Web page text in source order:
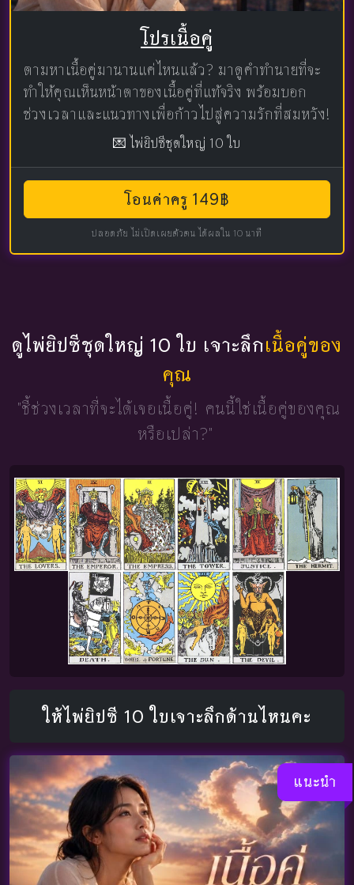
โปรเนื้อคู่
ตามหาเนื้อคู่มานานแค่ไหนแล้ว? มาดูคำทำนายที่จะ
ทำให้คุณเห็นหน้าตาของเนื้อคู่ที่แท้จริง พร้อมบอก
ช่วงเวลาและแนวทางเพื่อก้าวไปสู่ความรักที่สมหวัง!
💌 ไพ่ยิปซีชุดใหญ่ 10 ใบ
โอนค่าครู 149฿
ปลอดภัย ไม่เปิดเผยตัวตน ได้ผลใน 10 นาที
ดูไพ่ยิปซีชุดใหญ่ 10 ใบ เจาะลึกเนื้อคู่ของ
คุณ
"ชี้ช่วงเวลาที่จะได้เจอเนื้อคู่! คนนี้ใช่เนื้อคู่ของคุณ
หรือเปล่า?"
ให้ไพ่ยิปซี 10 ใบเจาะลึกด้านไหนคะ
แนะนำ